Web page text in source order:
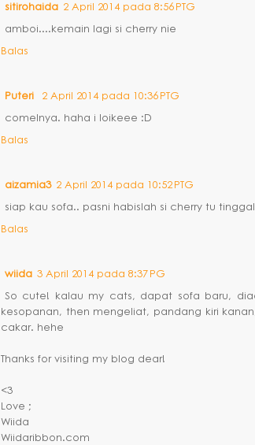
sitirohaida 2 April 2014 pada 8:56 PTG
amboi....kemain lagi si cherry nie
Balas
Puteri 2 April 2014 pada 10:36 PTG
comelnya. haha i loikeee :D
Balas
aizamia3 2 April 2014 pada 10:52 PTG
siap kau sofa.. pasni habislah si cherry tu
Balas
wiida 3 April 2014 pada 8:37 PG
So cute! kalau my cats, dapat sofa baru,
kesopanan, then mengeliat, pandang kiri
cakar. hehe
Thanks for visiting my blog dear!
<3
Love ;
Wiida
Wiidaribbon.com